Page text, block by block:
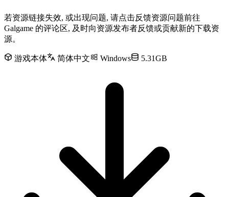
若资源链接失效, 或出现问题, 请点击反馈资源问题前往
Galgame 的评论区, 及时向资源发布者反馈或贡献新的下载资
源。
游戏本体 简体中文 Windows 5.31GB